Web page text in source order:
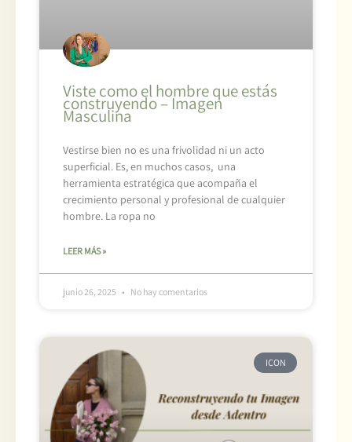
Viste como el hombre que estás
construyendo – Imagen
Masculina
Vestirse bien no es una frivolidad ni un acto
superficial. Es, en muchos casos, una
herramienta estratégica que acompaña el
crecimiento personal y profesional de cualquier
hombre. La ropa no
LEER MÁS »
junio 26, 2025 No hay comentarios
ICON